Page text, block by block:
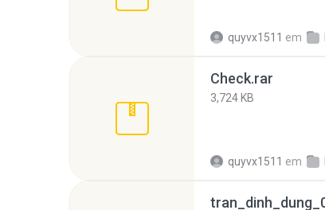
quyvx1511 em
Check.rar
3,724 KB
quyvx1511 em